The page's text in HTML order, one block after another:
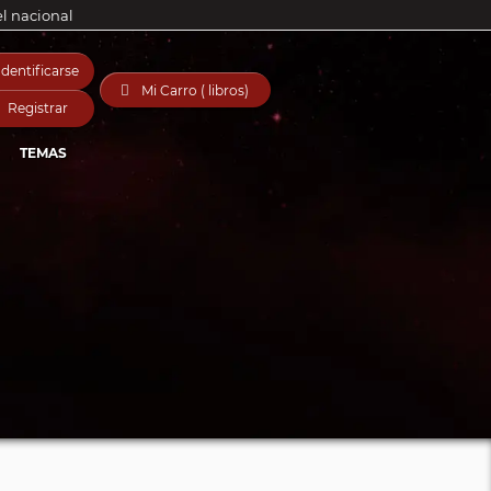
nacional
Registrar
 Mi Carro ( libros)
TEMAS